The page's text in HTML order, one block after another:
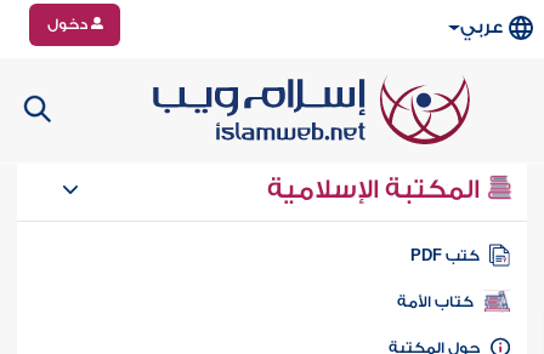
عربي دخول
المكتبة الإسلامية
كتب PDF
كتاب الأمة